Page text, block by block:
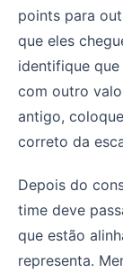
points para
que eles
identifique
com outro
antigo,
correto da
Depois do
time deve
que estão
representa.